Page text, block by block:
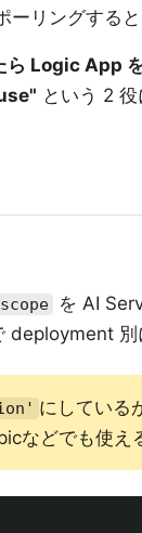
リングする
Logic App
という 2 役
scope を AI
deployment 別
にしている
などでも使え